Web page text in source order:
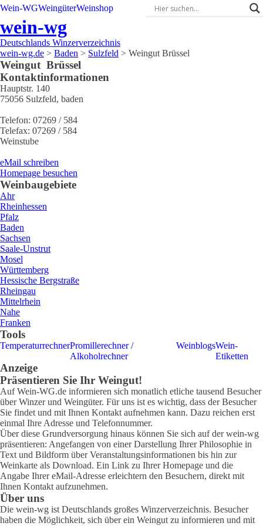
Wein-WGWeingüterWeinshop
wein-wg
Deutschlands Winzerverzeichnis
wein-wg.de > Baden > Sulzfeld > Weingut Brüssel
Weingut Brüssel
Kontaktinformationen
Hauptstr. 140
75056 Sulzfeld, baden
Telefon: 07269 / 584
Telefax: 07269 / 584
Weinstube
eMail schreiben
Homepage besuchen
Weinbaugebiete
Ahr
Rheinhessen
Pfalz
Baden
Sachsen
Saale-Unstrut
Mosel
Württemberg
Hessische Bergstraße
Rheingau
Mittelrhein
Nahe
Franken
Tools
TemperaturrechnerPromillerechner /
Alkoholrechner
WeinblogsWein-
Etiketten
Anzeige
Präsentieren Sie Ihr Weingut!
Auf Wein-WG.de informieren sich monatlich etliche tausend Besucher
über Winzer und Weingüter. Für uns ist es wichtig, dass der Besucher
Sie findet und mit Ihnen Kontakt aufnehmen kann. Dazu reichen erst
einmal Ihre Adresse und Telefonnummer.
Über diese Grundversorgung hinaus können Sie sich auf der wein-wg
präsentieren: Angefangen von einer Darstellung Ihrer Philosophie in
Text und Bildform über Veranstaltungsinformationen bis hin zur
Weinkarte als Download. Ein Link zu Ihrer Homepage und die
Angabe Ihrer eMail-Adresse erleichtern den Besuchern, direkt mit
Ihnen Kontakt aufzunehmen.
Über uns
Die wein-wg ist Deutschlands großes Winzerverzeichnis. Besucher
haben die Möglichkeit, sich über ein Weingut zu informieren und mit